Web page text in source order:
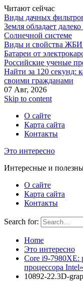
Читают сейчас
Виды дачных
Земля обладает
Солнечной системе
Виды и свойства ЖБИ
Батареи от
Российские ученые
Найти за 120 секунд:
своими гражданами
07 Авг, 2026
Skip to content
О сайте
Карта сайта
Контакты
Это интересно
Интересные и
О сайте
Карта сайта
Контакты
Search for:
Home
Это интересно
Core i9-7980XE:
процессора Intel»
10892-22.3D-